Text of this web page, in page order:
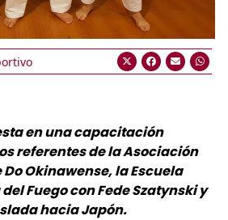
en una capacitación
referentes de la Asociación
Okinawense, la Escuela
Fuego con Fede Szatynski y
hacia Japón.